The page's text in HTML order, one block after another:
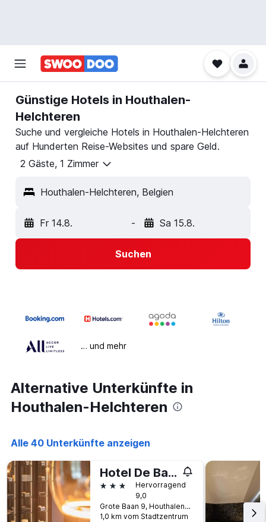
Günstige Hotels in Houthalen-
Helchteren
Suche und vergleiche Hotels in Houthalen-Helchteren
auf Hunderten Reise-Websites und spare Geld.
2 Gäste, 1 Zimmer
Houthalen-Helchteren, Belgien
Fr 14.8. - Sa 15.8.
Suchen
… und mehr
Alternative Unterkünfte in
Houthalen-Helchteren
Alle 40 Unterkünfte anzeigen
Hotel De Barrier
3 SterneHervorragend
9,0
Grote Baan 9, Houthalen-Helchteren, Belgien
1,0 km vom Stadtzentrum